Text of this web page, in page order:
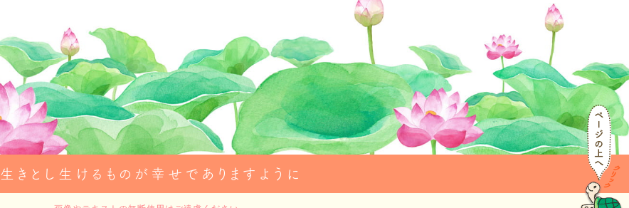
生きとし生けるものが幸せでありますように